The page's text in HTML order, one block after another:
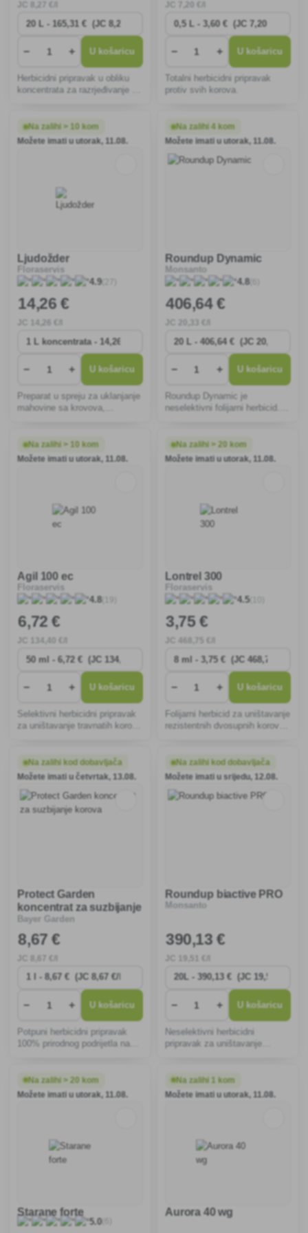
,27 €/l
− + U košaricu
Herbicidni pripravak u obliku
koncentrata za razrjeđivanje s
jednogodišnjih korova na
oranicama, u voćnjacima i
,20 €/l
− + U košaricu
Totalni herbicidni pripravak
protiv svih korova.
Na zalihi > 10 kom
Možete imati u utorak, 11.08.
Ljudožder
Floraservis
4.9(27)
14,26 €
,26 €/l
− + U košaricu
Preparat u spreju za uklanjanje
mahovine sa krovova,
spomenika, teniskih terena i sl.
Na zalihi 4 kom
Možete imati u utorak, 11.08.
Roundup Dynamic
Monsanto
4.8
406,64 €
20
− + U košaricu
Roundup Dynamic je
neselektivni folijarni herbicid.
korijenje i ne utječe na sjeme.
Na zalihi > 10 kom
Možete imati u utorak, 11.08.
Agil 100 ec
Floraservis
4.8
6,72 €
− + U košaricu
Selektivni herbicidni pripravak
za uništavanje travnatih korova
Na zalihi > 20 kom
Možete imati u utorak, 11.08.
Lontrel 300
Floraservis
4.5(10)
3,75 €
− + U košaricu
Folijarni herbicid za uništavanje
rezistentnih dvosupnih korova
druga polja. usjevi.
Na zalihi kod dobavljača
Možete imati u četvrtak, 13.08.
Protect Garden
koncentrat za suzbijanje
korova
Bayer Garden
8,67 €
,67 €/l
− + U košaricu
Potpuni herbicidni pripravak
100% prirodnog podrijetla na
Na zalihi kod dobavljača
Možete imati u srijedu, 12.08.
Roundup biactive PRO
Monsanto
390,13 €
,51 €/l
− + U košaricu
Neselektivni herbicidni
pripravak za uništavanje
djeluje kao totalni herbicid.
Na zalihi > 20 kom
Možete imati u utorak, 11.08.
Starane forte
5.0(6)
Na zalihi 1 kom
Možete imati u utorak, 11.08.
Aurora 40 wg